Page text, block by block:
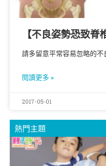
【不良姿勢恐致脊
請多留意平常容易忽略的
閱讀更多 »
2017-05-01
熱門主題